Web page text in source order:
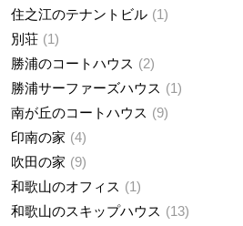
住之江のテナントビル
1
別荘
1
勝浦のコートハウス
2
勝浦サーファーズハウス
1
南が丘のコートハウス
9
印南の家
4
吹田の家
9
和歌山のオフィス
1
和歌山のスキップハウス
13